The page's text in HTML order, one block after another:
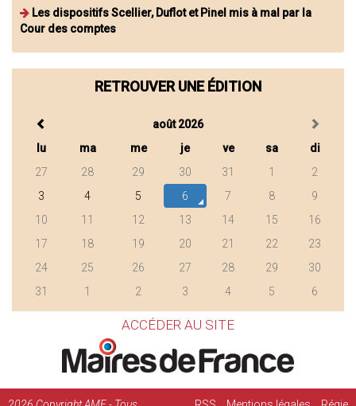
Les dispositifs Scellier, Duflot et Pinel mis à mal par la
Cour des comptes
RETROUVER UNE ÉDITION
août 2026
lu
ma me je ve sa
di
27
28 29 30 31 1
2
3
4 5 6 7 8
9
10
11 12 13 14 15
16
17
18 19 20 21 22
23
24
25 26 27 28 29
30
31
1 2 3 4 5 6
ACCÉDER AU SITE